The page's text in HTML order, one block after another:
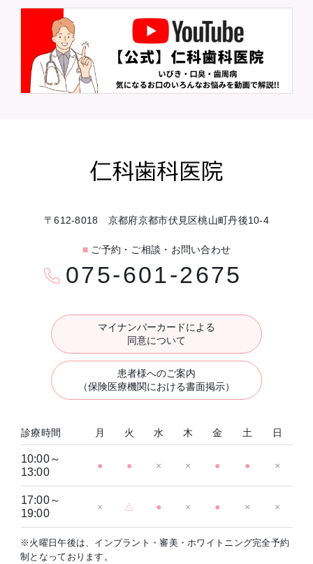
〒612-8018 京都府京都市伏見区桃山町丹後10-4
■ ご予約・ご相談・お問い合わせ
075-601-2675
マイナンバーカードによる
同意について
患者様へのご案内
（保険医療機関における書面掲示）
診療時間 月 火 水 木 金 土 日
10:00～
13:00
● ● × × ● ● ×
17:00～
19:00
× △ ● × ● × ×
※火曜日午後は、インプラント・審美・ホワイトニング完全予約
制となっております。